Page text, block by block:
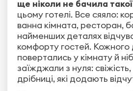
ще ніколи не бачила
цьому готелі. Все сяяло:
ванна кімната, ресторан,
найменших деталях
комфорту гостей. Кожного
повертались у кімнату й
заїжджали з нуля:
дрібниці, які додають